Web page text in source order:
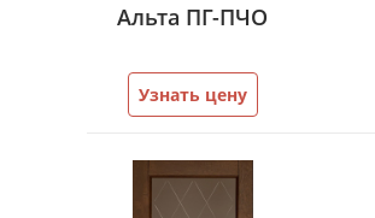
Альта ПГ-ПЧО
Узнать цену